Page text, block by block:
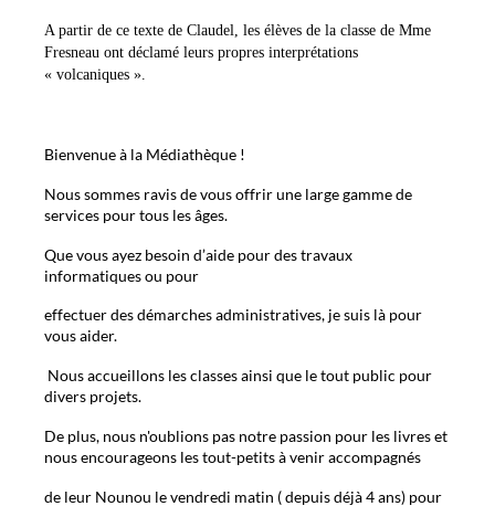
A partir de ce texte de Claudel, les élèves de la classe de Mme
Fresneau ont déclamé leurs propres interprétations
« volcaniques ».
Bienvenue à la Médiathèque !
Nous sommes ravis de vous offrir une large gamme de
services pour tous les âges.
Que vous ayez besoin d’aide pour des travaux
informatiques ou pour
effectuer des démarches administratives, je suis là pour
vous aider.
Nous accueillons les classes ainsi que le tout public pour
divers projets.
De plus, nous n'oublions pas notre passion pour les livres et
nous encourageons les tout-petits à venir accompagnés
de leur Nounou le vendredi matin ( depuis déjà 4 ans) pour